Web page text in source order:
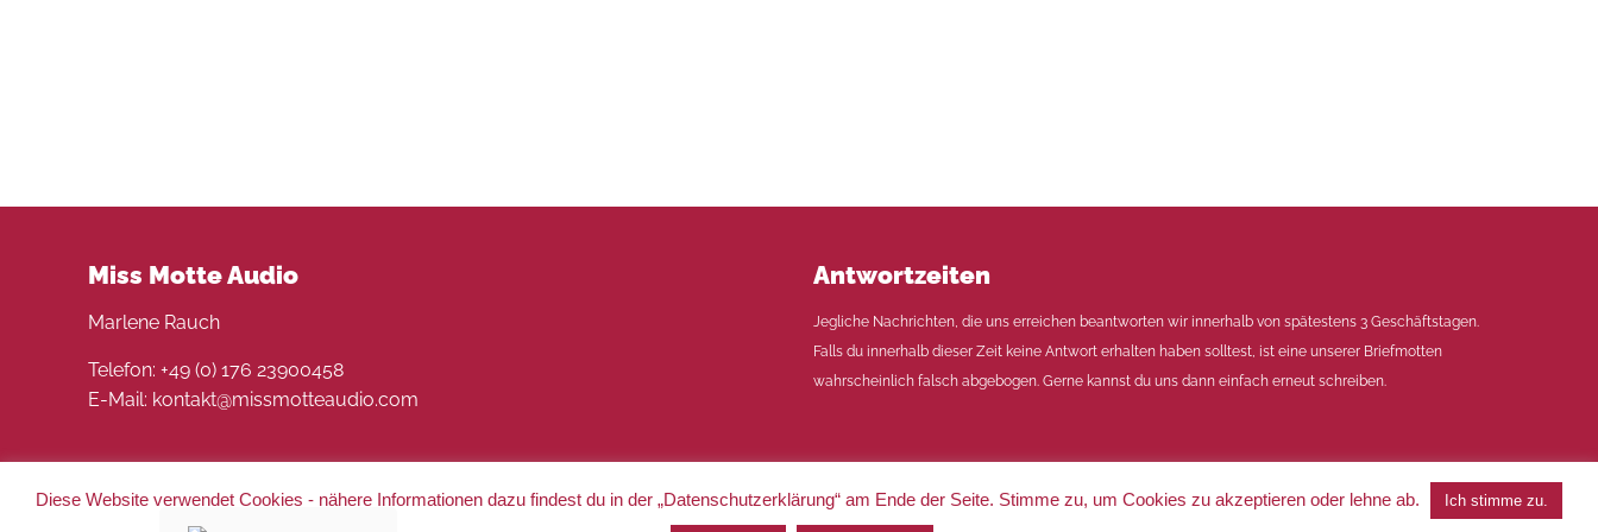
Miss Motte Audio
Marlene Rauch
Telefon: +49 (0) 176 23900458
E-Mail: kontakt@missmotteaudio.com
Antwortzeiten
Jegliche Nachrichten, die uns erreichen beantworten wir innerhalb von spätestens 3 Geschäftstagen.
Falls du innerhalb dieser Zeit keine Antwort erhalten haben solltest, ist eine unserer Briefmotten
wahrscheinlich falsch abgebogen. Gerne kannst du uns dann einfach erneut schreiben.
Datenschutz
Diese Website verwendet Cookies - nähere Informationen dazu findest du in der „Datenschutzerklärung“ am Ende der Seite. Stimme zu, um Cookies zu akzeptieren oder lehne ab. Ich stimme zu.